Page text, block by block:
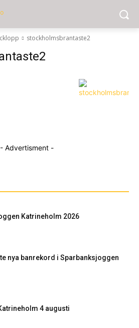
stockholmsbrantaste2
- Advertisment -
Katrineholm 2026
nya banrekord i Sparbanksjoggen
4 augusti